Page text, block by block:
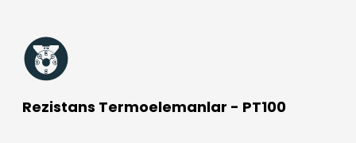
Rezistans Termoelemanlar - PT100